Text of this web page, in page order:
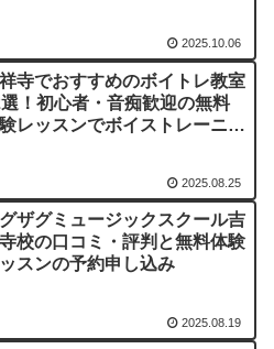
2025.10.06
寺でおすすめのボイトレ教室
！初心者・音痴歓迎の無料
レッスンでボイストレーニン
2025.08.25
ザグミュージックスクール吉
校の口コミ・評判と無料体験
スンの予約申し込み
2025.08.19